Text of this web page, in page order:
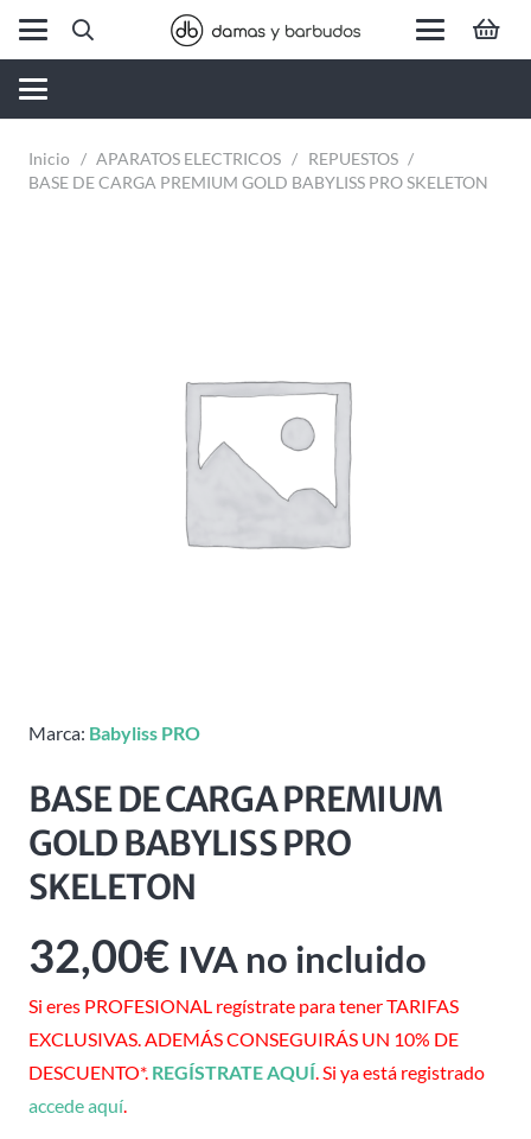
Inicio / APARATOS ELECTRICOS / REPUESTOS /
BASE DE CARGA PREMIUM GOLD BABYLISS PRO SKELETON
Marca: Babyliss PRO
BASE DE CARGA PREMIUM
GOLD BABYLISS PRO
SKELETON
32,00€ IVA no incluido
Si eres PROFESIONAL regístrate para tener TARIFAS
EXCLUSIVAS. ADEMÁS CONSEGUIRÁS UN 10% DE
DESCUENTO*. REGÍSTRATE AQUÍ. Si ya está registrado
accede aquí.